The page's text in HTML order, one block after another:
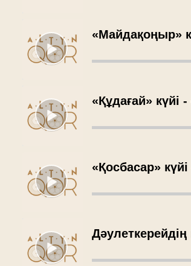
«Майдақоңыр»
«Құдағай» күйі
«Қосбасар»